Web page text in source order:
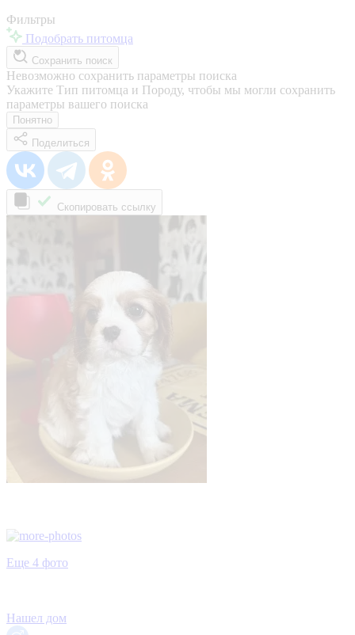
Фильтры
Подобрать питомца
Сохранить поиск
Невозможно сохранить параметры поиска
Укажите Тип питомца и Породу, чтобы мы могли сохранить
параметры вашего поиска
Понятно
Поделиться
Скопировать ссылку
Еще 4 фото
Нашел дом